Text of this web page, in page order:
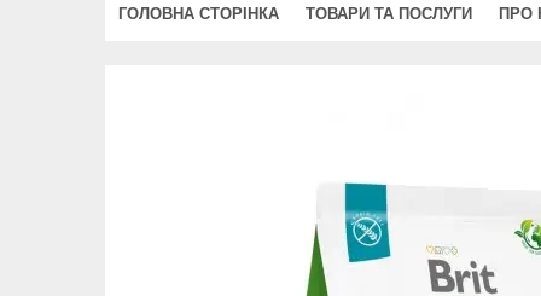
ГОЛОВНА СТОРІНКА ТОВАРИ ТА ПОСЛУГИ ПРО